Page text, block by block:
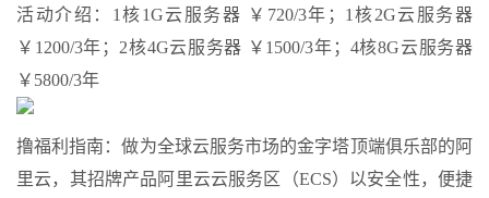
活动介绍：1核1G云服务器 ￥720/3年；1核2G云服务器
￥1200/3年；2核4G云服务器 ￥1500/3年；4核8G云服务器
￥5800/3年
撸福利指南：做为全球云服务市场的金字塔顶端俱乐部的阿
里云，其招牌产品阿里云云服务区（ECS）以安全性，便捷